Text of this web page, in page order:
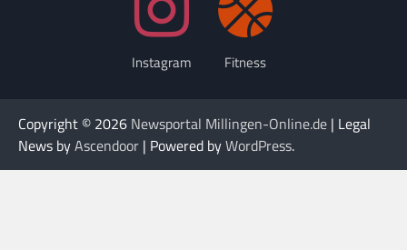
Instagram Fitness
Copyright © 2026 Newsportal Millingen-Online.de | Legal
News byAscendoor | Powered byWordPress.